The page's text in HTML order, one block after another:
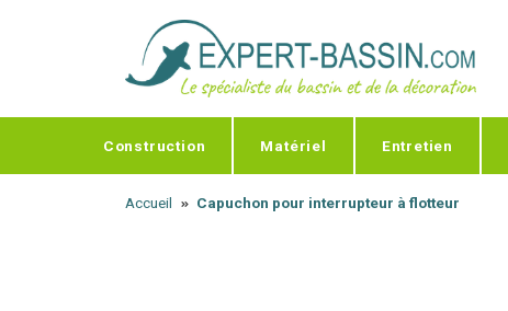
Construction Matériel Entretien
Accueil Capuchon pour interrupteur à flotteur